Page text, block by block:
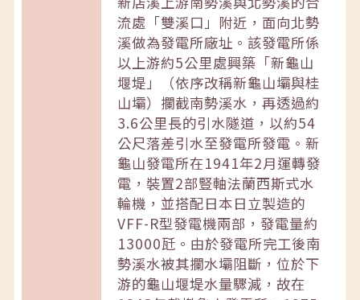
流處「雙溪口」附近，面向北勢
溪做為發電所廠址。該發電所係
以上游約5公里處興築「新龜山
堰堤」（依序改稱新龜山壩與桂
山壩）攔截南勢溪水，再透過約
3.6公里長的引水隧道，以約54
公尺落差引水至發電所發電。新
龜山發電所在1941年2月運轉發
電，裝置2部豎軸法蘭西斯式水
輪機，並搭配日本日立製造的
VFF-R型發電機兩部，發電量約
13000瓩。由於發電所完工後南
勢溪水被其攔水壩阻斷，位於下
游的龜山堰堤水量驟減，故在